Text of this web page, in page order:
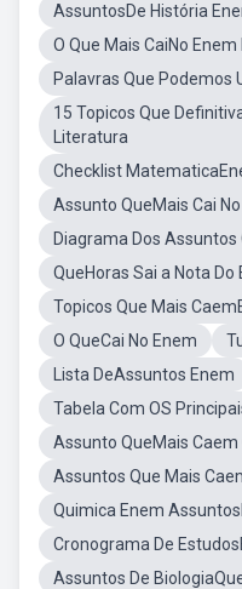
AssuntosDe História
O Que Mais CaiNo
Palavras Que Podemos
15 Topicos Que
Literatura
Checklist
Assunto QueMais Cai
Diagrama Dos
QueHoras Sai a Nota Do
Topicos Que Mais
O QueCai No Enem
Lista DeAssuntos Enem
Tabela Com OS
Assunto QueMais Caem
Assuntos Que Mais
Quimica Enem
Cronograma De
Assuntos De